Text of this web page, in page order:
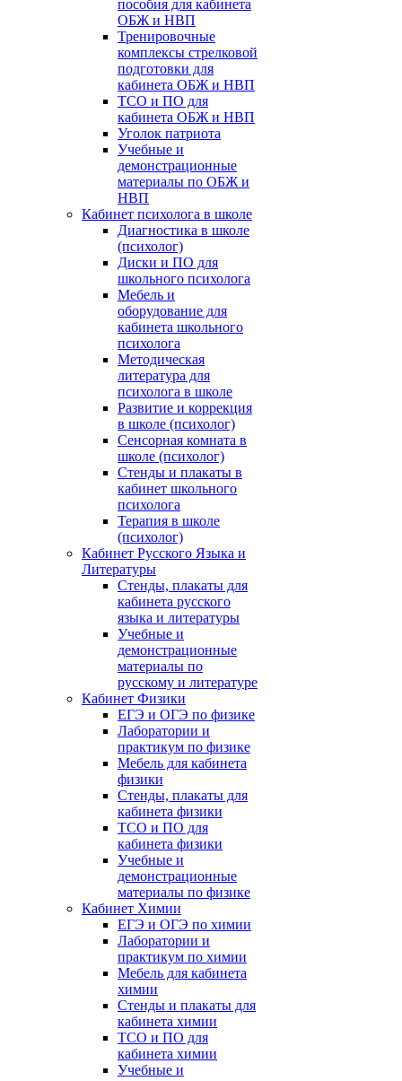
пособия для кабинета
ОБЖ и НВП
Тренировочные
комплексы стрелковой
подготовки для
кабинета ОБЖ и НВП
ТСО и ПО для
кабинета ОБЖ и НВП
Уголок патриота
Учебные и
демонстрационные
материалы по ОБЖ и
НВП
Кабинет психолога в школе
Диагностика в школе
(психолог)
Диски и ПО для
школьного психолога
Мебель и
оборудование для
кабинета школьного
психолога
Методическая
литература для
психолога в школе
Развитие и коррекция
в школе (психолог)
Сенсорная комната в
школе (психолог)
Стенды и плакаты в
кабинет школьного
психолога
Терапия в школе
(психолог)
Кабинет Русского Языка и
Литературы
Стенды, плакаты для
кабинета русского
языка и литературы
Учебные и
демонстрационные
материалы по
русскому и литературе
Кабинет Физики
ЕГЭ и ОГЭ по физике
Лаборатории и
практикум по физике
Мебель для кабинета
физики
Стенды, плакаты для
кабинета физики
ТСО и ПО для
кабинета физики
Учебные и
демонстрационные
материалы по физике
Кабинет Химии
ЕГЭ и ОГЭ по химии
Лаборатории и
практикум по химии
Мебель для кабинета
химии
Стенды и плакаты для
кабинета химии
ТСО и ПО для
кабинета химии
Учебные и